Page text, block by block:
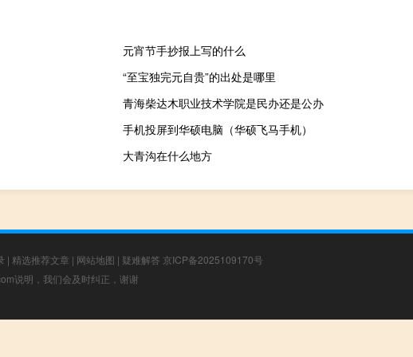
元宵节手抄报上写的什么
“至宝独完元自贵”的出处是哪里
青海柴达木职业技术学院是民办还是公办
手机投屏到华硕电脑（华硕飞马手机）
大青沟在什么地方
| 精选推荐文章 | 网站地图 | 疑难解答 京ICP备2025109170号
说明，我们会及时纠正，谢谢